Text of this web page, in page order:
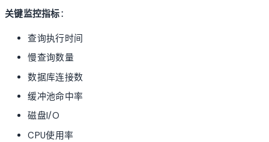
关键监控指标：
查询执行时间
慢查询数量
数据库连接数
缓冲池命中率
磁盘I/O
CPU使用率